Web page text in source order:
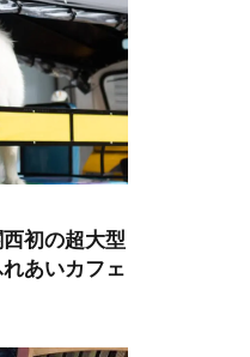
初の超大型
あいカフェ